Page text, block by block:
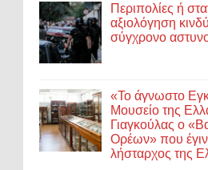
Περιπολίες ή
αξιολόγηση
σύγχρονο
«Το άγνωστο
Μουσείο της
Γιαγκούλας ο
Ορέων» που
λήσταρχος της